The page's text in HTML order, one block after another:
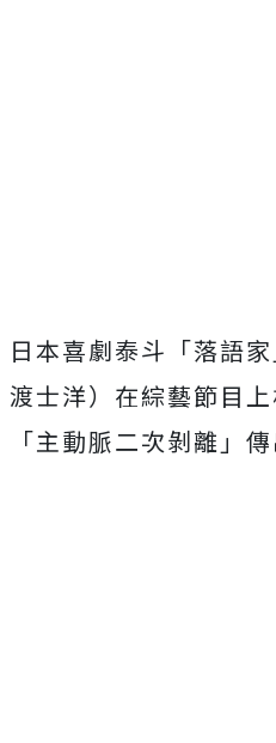
日本喜劇泰斗「落語
渡士洋）在綜藝節目上
「主動脈二次剝離」